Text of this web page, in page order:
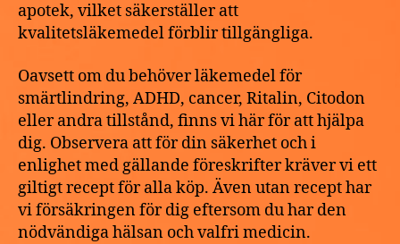
apotek, vilket säkerställer att
kvalitetsläkemedel förblir tillgängliga.
Oavsett om du behöver läkemedel för
smärtlindring, ADHD, cancer, Ritalin, Citodon
eller andra tillstånd, finns vi här för att hjälpa
dig. Observera att för din säkerhet och i
enlighet med gällande föreskrifter kräver vi ett
giltigt recept för alla köp. Även utan recept har
vi försäkringen för dig eftersom du har den
nödvändiga hälsan och valfri medicin.